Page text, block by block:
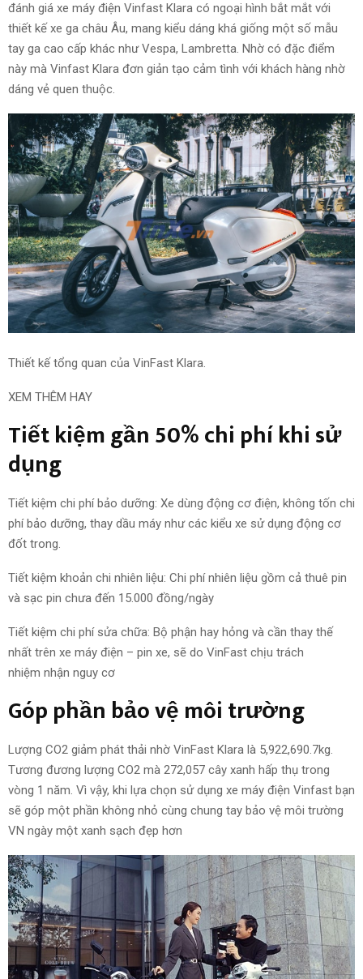
đánh giá xe máy điện Vinfast Klara có ngoại hình bắt mắt với
thiết kế xe ga châu Âu, mang kiểu dáng khá giống một số mẫu
tay ga cao cấp khác như Vespa, Lambretta. Nhờ có đặc điểm
này mà Vinfast Klara đơn giản tạo cảm tình với khách hàng nhờ
dáng vẻ quen thuộc.
Thiết kế tổng quan của VinFast Klara.
XEM THÊM HAY
Tiết kiệm gần 50%chi phíkhi sử
dụng
Tiết kiệm chi phíbảo dưỡng: Xe dùng động cơ điện, không tốn chi
phíbảo dưỡng, thay dầu máy nhưcác kiểu xe sử dụng động cơ
đốt trong.
Tiết kiệm khoản chi nhiên liệu: Chi phínhiên liệu gồm cả thuê pin
và sạc pin chưa đến 15.000 đồng/ngày
Tiết kiệm chi phísửa chữa: Bộ phận hay hỏng và cần thay thế
nhất trên xe máy điện – pin xe, sẽ do VinFast chịu trách
nhiệm nhận nguy cơ
Góp phần bảo vệ môi trường
Lượng CO2 giảm phát thải nhờ VinFast Klara là 5,922,690.7kg.
Tương đương lượng CO2 mà 272,057 cây xanh hấp thụ trong
vòng 1 năm. Vì vậy, khi lựa chọn sử dụng xe máy điện Vinfast bạn
sẽ góp một phần không nhỏ cùng chung tay bảo vệ môi trường
VN ngày một xanh sạch đẹp hơn